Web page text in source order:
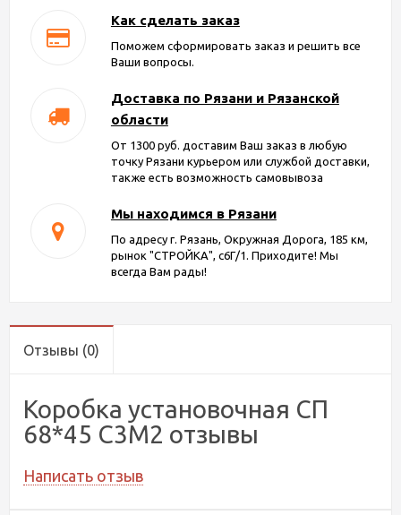
Как сделать заказ
Поможем сформировать заказ и решить все
Ваши вопросы.
Доставка по Рязани и Рязанской
области
От 1300 руб. доставим Ваш заказ в любую
точку Рязани курьером или службой доставки,
также есть возможность самовывоза
Мы находимся в Рязани
По адресу г. Рязань, Окружная Дорога, 185 км,
рынок "СТРОЙКА", с6Г/1. Приходите! Мы
всегда Вам рады!
Отзывы (0)
Коробка установочная СП
68*45 С3М2 отзывы
Написать отзыв